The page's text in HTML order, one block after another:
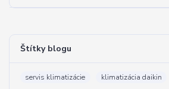
Štítky blogu
servis klimatizácie klimatizácia daikin